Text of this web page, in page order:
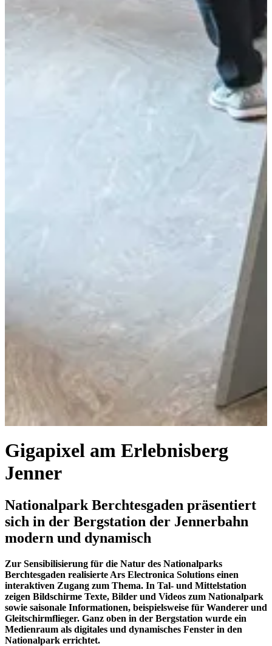
Gigapixel am Erlebnisberg
Jenner
Nationalpark Berchtesgaden präsentiert
sich in der Bergstation der Jennerbahn
modern und dynamisch
Zur Sensibilisierung für die Natur des Nationalparks
Berchtesgaden realisierte Ars Electronica Solutions einen
interaktiven Zugang zum Thema. In Tal- und Mittelstation
zeigen Bildschirme Texte, Bilder und Videos zum Nationalpark
sowie saisonale Informationen, beispielsweise für Wanderer und
Gleitschirmflieger. Ganz oben in der Bergstation wurde ein
Medienraum als digitales und dynamisches Fenster in den
Nationalpark errichtet.